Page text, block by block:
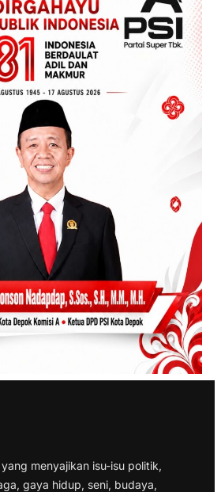
menyajikan isu-isu politik,
gaya hidup, seni, budaya,